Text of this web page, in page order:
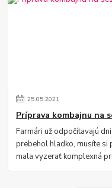
25.05.2021
Príprava kombajnu na
Farmári už odpočítavajú
prebehol hladko, musíte si
mala vyzerať komplexná